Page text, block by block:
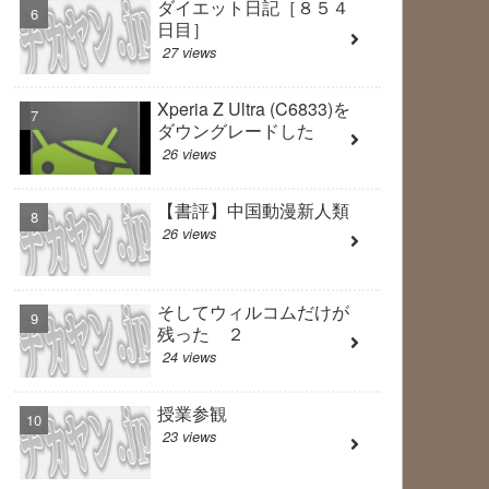
ダイエット日記［８５４
日目］
27 views
Xperia Z Ultra (C6833)を
ダウングレードした
26 views
【書評】中国動漫新人類
26 views
そしてウィルコムだけが
残った ２
24 views
授業参観
23 views